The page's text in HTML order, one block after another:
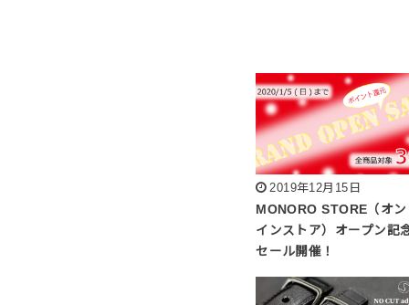
2019年12月15日
MONORO STORE（オ
インストア）オープン記
セール開催！